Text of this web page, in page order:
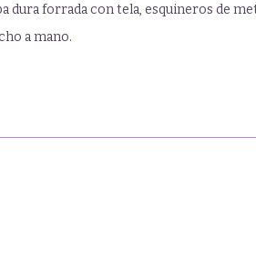
dura forrada con tela, esquineros de
a mano.